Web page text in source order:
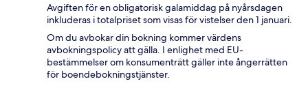
Avgiften för en obligatorisk galamiddag på nyårsdagen
inkluderas i totalpriset som visas för vistelser den 1 januari.
Om du avbokar din bokning kommer värdens
avbokningspolicy att gälla. I enlighet med EU-
bestämmelser om konsumenträtt gäller inte ångerrätten
för boendebokningstjänster.